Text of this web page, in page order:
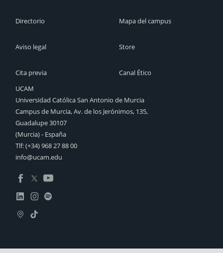
Directorio
Aviso legal
Cita previa
Mapa del campus
Store
Canal Ético
UCAM
Universidad Católica San Antonio de Murcia
Campus de Murcia, Av. de los Jerónimos, 135,
Guadalupe 30107
(Murcia) - España
Tlf:(+34) 968 27 88 00
info@ucam.edu